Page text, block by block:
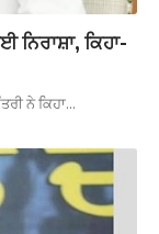
ਨਿਰਾਸ਼ਾ, ਕਿਹਾ-
ਨੇ ਕਿਹਾ…